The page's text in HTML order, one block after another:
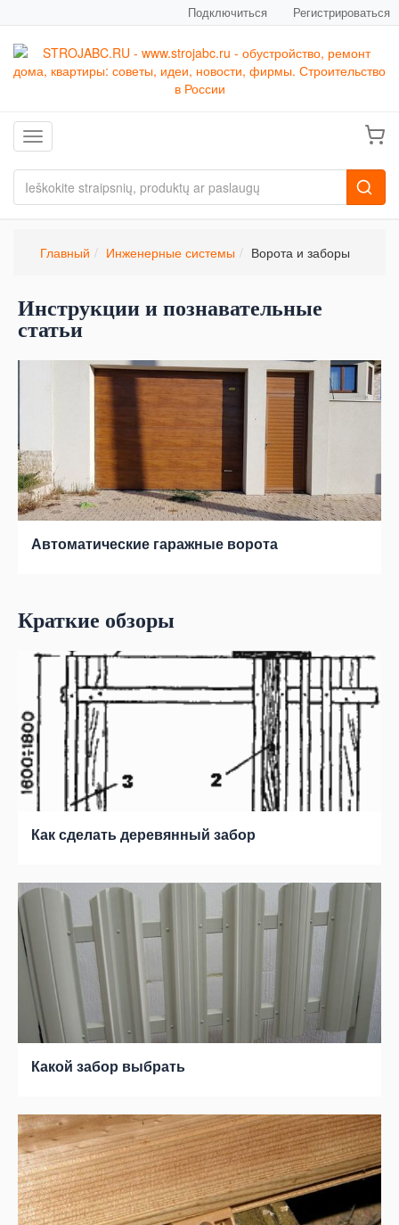
Подключиться Регистрироваться
Toggle navigation
Главный Инженерные системы Ворота и заборы
Инструкции и познавательные
статьи
Автоматические гаражные ворота
Краткие обзоры
Как сделать деревянный забор
Какой забор выбрать